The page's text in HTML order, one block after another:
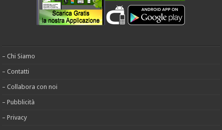
– Chi Siamo
– Contatti
– Collabora con noi
– Pubblicità
– Privacy